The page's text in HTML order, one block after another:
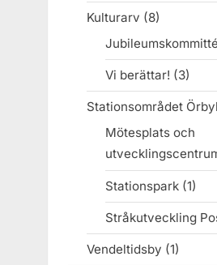
Kulturarv (8)
Jubileumskommitté
Vi berättar! (3)
Stationsområdet
Mötesplats och
Stationspark(1)
Stråkutveckling
Vendeltidsby (1)